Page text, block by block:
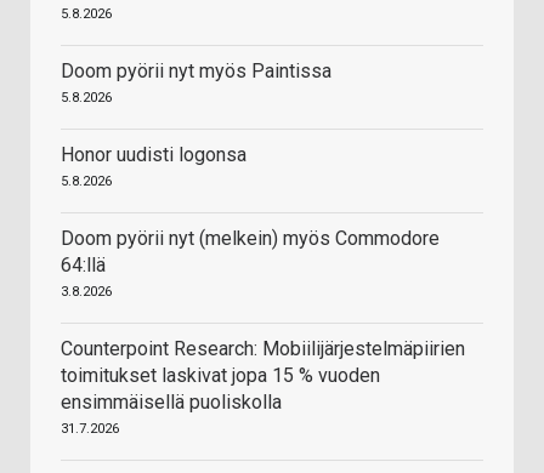
5.8.2026
Doom pyörii nyt myös Paintissa
5.8.2026
Honor uudisti logonsa
5.8.2026
Doom pyörii nyt (melkein) myös Commodore
64:llä
3.8.2026
Counterpoint Research: Mobiilijärjestelmäpiirien
toimitukset laskivat jopa 15 % vuoden
ensimmäisellä puoliskolla
31.7.2026